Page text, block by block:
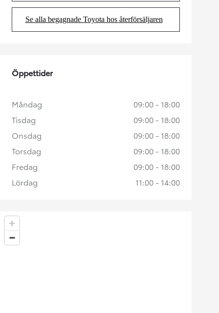
Se alla begagnade Toyota hos återförsäljaren
(Opens in new tab)
Öppettider
Måndag
09:00 - 18:00
Tisdag
09:00 - 18:00
Onsdag
09:00 - 18:00
Torsdag
09:00 - 18:00
Fredag
09:00 - 18:00
Lördag
11:00 - 14:00